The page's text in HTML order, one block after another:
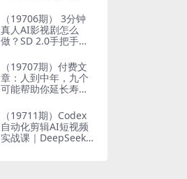
个人与家族代际向上
跃升
（19706期） 3分钟
真人AI影视剧怎么
做？SD 2.0手把手完
eld 14天SD 2.0/2.5
无限生成
（19707期）付费文
章：人到中年，九个
可能帮助你延长寿命
（19711期）Codex
自动化剪辑AI短视频
实战课｜DeepSeek